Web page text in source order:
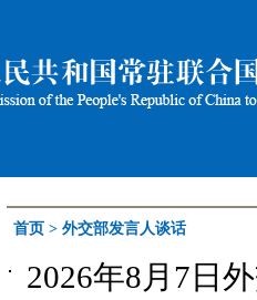
首页 > 外交部发言人谈话
2026年8月7日